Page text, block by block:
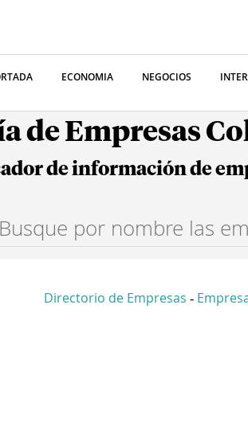
ECONOMIA NEGOCIOS
de Empresas
de información de
Directorio de Empresas -